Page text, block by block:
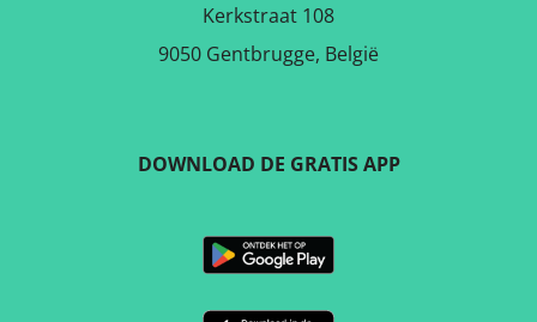
Kerkstraat 108
9050 Gentbrugge, België
DOWNLOAD DE GRATIS APP